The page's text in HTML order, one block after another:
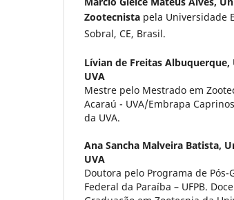
Zootecnista pela Universidade
Sobral, CE, Brasil.
Lívian de Freitas Albuquerque,
UVA
Mestre pelo Mestrado em
Acaraú - UVA/Embrapa
da UVA.
Ana Sancha Malveira Batista,
UVA
Doutora pelo Programa de
Federal da Paraíba – UFPB.